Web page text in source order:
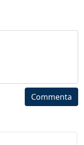
Commenta